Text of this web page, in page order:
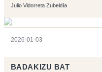
Julio Vidorreta Zubeldía
2026-01-03
BADAKIZU BAT